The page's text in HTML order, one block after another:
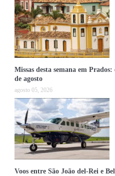
Missas desta semana em
de agosto
agosto 05, 2026
Voos entre São João del-Rei e